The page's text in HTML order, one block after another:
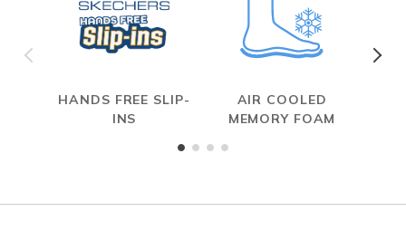
HANDS FREE SLIP-
INS
AIR COOLED
MEMORY FOAM